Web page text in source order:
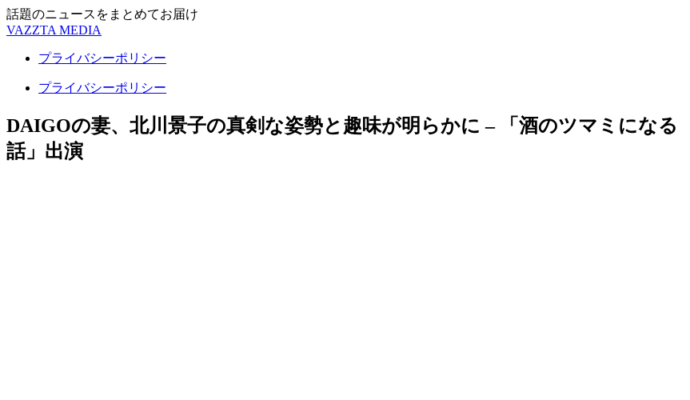
話題のニュースをまとめてお届け
VAZZTA MEDIA
プライバシーポリシー
プライバシーポリシー
DAIGOの妻、北川景子の真剣な姿勢と趣味が明らかに – 「酒のツマミになる
話」出演